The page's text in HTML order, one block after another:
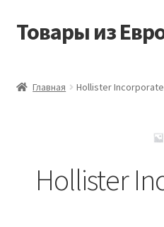
Перейти
Перейти
Товары из
Заказать товары из Европы
Контакты
Главная Hollister
Hollister